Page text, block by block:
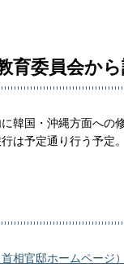
育委員会から
韓国・沖縄方面への
は予定通り行う予定。
相官邸ホームページ